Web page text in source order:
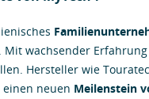
Mit wachsender
Hersteller wie
neuen Meilenstein